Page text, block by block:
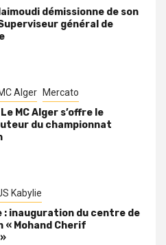
démissionne de son
général de
Alger Mercato
MC Alger s’offre le
du championnat
Kabylie
: inauguration du centre de
Mohand Cherif